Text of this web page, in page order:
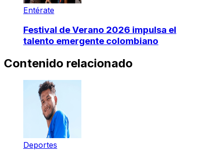
Entérate
Festival de Verano 2026 impulsa el
talento emergente colombiano
Contenido relacionado
Deportes